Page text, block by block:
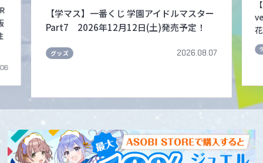
【学マス】一番くじ 学園アイドルマスター
Part7 2026年12月12日(土)発売予定！
グッズ 2026.08.07